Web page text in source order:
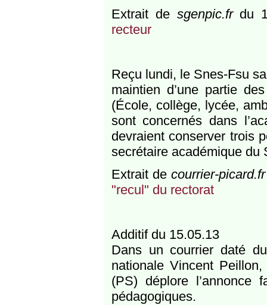
Extrait de sgenpic.frdu
recteur
Reçu lundi, le Snes-Fsu
maintien d’une partie
(École, collège, lycée,
sont concernés dans
devraient conserver trois
secrétaire académique du
Extrait decourrier-picard.fr
"recul" du rectorat
Additif du 15.05.13
Dans un courrier daté
nationale Vincent
(PS) déplore l’annonce
pédagogiques.